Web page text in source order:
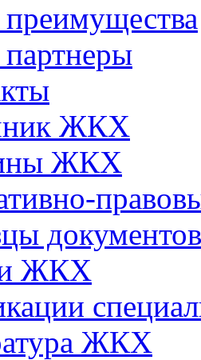
ЖКХ
ЖКХ
документов
ЖКХ
ЖКХ